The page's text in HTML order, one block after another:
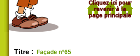
Titre : Façade n°65